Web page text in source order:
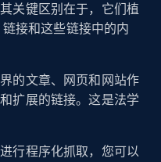
关键区别在于，它们植
链接和这些链接中的内
的文章、网页和网站作
扩展的链接。这是法学
行程序化抓取，您可以